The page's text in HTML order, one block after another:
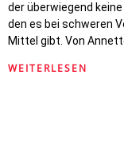
der überwiegend
den es bei schweren
Mittel gibt. Von
WEITERLESEN